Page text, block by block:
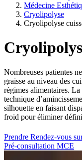
Médecine
Cryolipolyse
Cryolipolyse
Nombreuses patientes
graisse au niveau des
régimes alimentaires.
technique
silhouette en faisant
froid pour éliminer
Prendre Rendez-vous
Pré-consultation MCE